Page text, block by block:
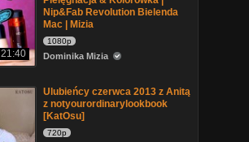
21:40
Nip&Fab Revolution Bielenda
Mac | Mizia
1080p
Dominika Mizia
Ulubieńcy czerwca 2013 z Anitą
z notyourordinarylookbook
[KatOsu]
720p